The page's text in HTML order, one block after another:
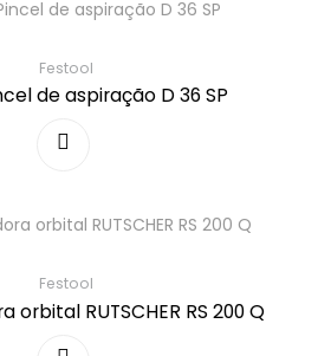
Festool
de aspiração D 36 SP
Festool
orbital RUTSCHER RS 200 Q